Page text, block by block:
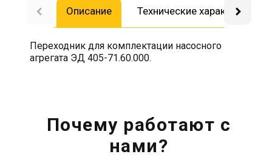
Описание Технические
Переходник для комплектации насосного
агрегата ЭД 405-71.60.000.
Почему работают с
нами?